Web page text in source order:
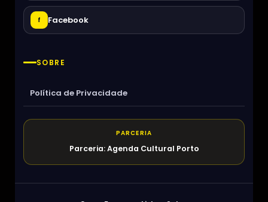
f Facebook
SOBRE
Política de Privacidade
PARCERIA
Parceria: Agenda Cultural Porto